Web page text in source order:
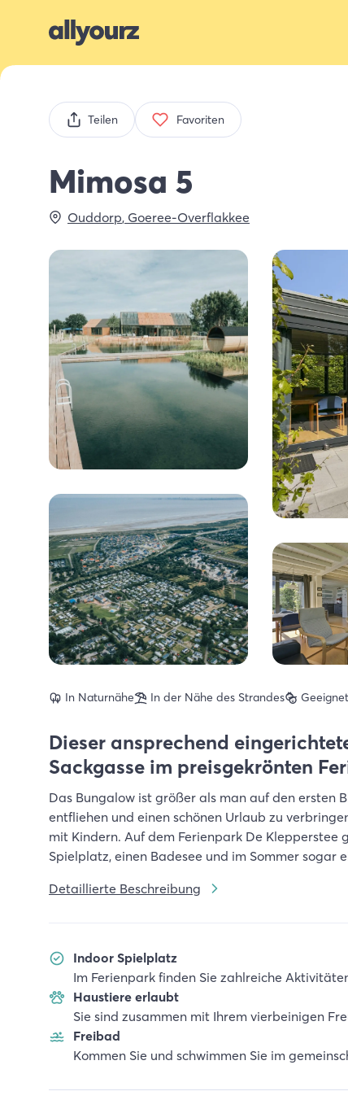
Teilen Favoriten
Mimosa 5
Ouddorp, Goeree-Overflakkee
In Naturnähe In der Nähe des Strandes
Dieser ansprechend
Sackgasse im preisgekrönten
Das Bungalow ist größer als man auf den ersten
entfliehen und einen schönen Urlaub zu
mit Kindern. Auf dem Ferienpark De Klepperstee
Spielplatz, einen Badesee und im Sommer sogar
Detaillierte Beschreibung
Indoor Spielplatz
Im Ferienpark finden Sie zahlreiche
Haustiere erlaubt
Sie sind zusammen mit Ihrem vierbeinigen
Freibad
Kommen Sie und schwimmen Sie im